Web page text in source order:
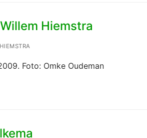
Hiemstra
Foto: Omke Oudeman